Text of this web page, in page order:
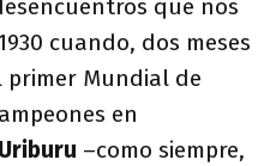
que nos
cuando, dos meses
primer Mundial de
en
–como siempre,